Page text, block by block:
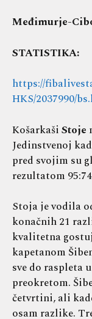
Međimurje-
STATISTIKA:
https://
HKS/2037990/
KošarkašiStoje
Jedinstvenoj
pred svojim su
rezultatom
Stoja je vodila
konačnih 21
kvalitetna
kapetanom
sve do
preokretom.
četvrtini, ali
osam razlike.